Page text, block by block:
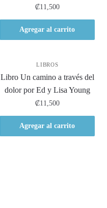
₡11,500
Agregar al carrito
LIBROS
Libro Un camino a través del
dolor por Ed y Lisa Young
₡11,500
Agregar al carrito